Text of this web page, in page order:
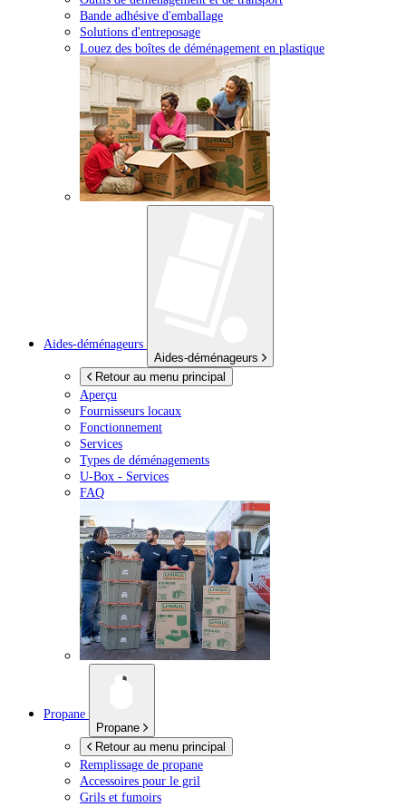
Bande adhésive d'emballage
Solutions d'entreposage
Louez des boîtes de déménagement en plastique
Aides-déménageurs
Aides-déménageurs
Retour au menu principal
Aperçu
Fournisseurs locaux
Fonctionnement
Services
Types de déménagements
U-Box - Services
FAQ
Propane
Propane
Retour au menu principal
Remplissage de propane
Accessoires pour le gril
Grils et fumoirs